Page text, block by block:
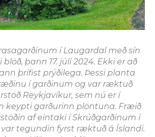
í Laugardal með sín
þann 17. júlí 2024. Ekki er að
þrífist prýðilega. Þessi planta
í garðinum og var ræktuð
Reykjavíkur, sem nú er í
keypti garðurinn plöntuna. Fræið
af eintaki í Skrúðgarðinum í
tegundin fyrst ræktuð á Íslandi.